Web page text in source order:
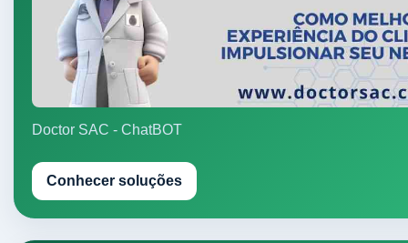
Doctor SAC - ChatBOT
Conhecer soluções